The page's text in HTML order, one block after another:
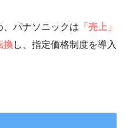
、パナソニックは 「売上」
換し、指定価格制度を導入